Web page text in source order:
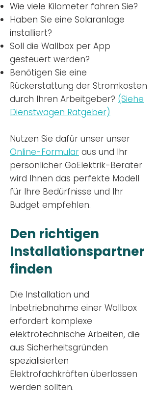
Wie viele Kilometer fahren Sie?
Haben Sie eine Solaranlage
installiert?
Soll die Wallbox per App
gesteuert werden?
Benötigen Sie eine
Rückerstattung der Stromkosten
durch Ihren Arbeitgeber? (Siehe
Dienstwagen Ratgeber)
Nutzen Sie dafür unser unser
Online-Formular aus und Ihr
persönlicher GoElektrik-Berater
wird Ihnen das perfekte Modell
für Ihre Bedürfnisse und Ihr
Budget empfehlen.
Den richtigen
Installationspartner
finden
Die Installation und
Inbetriebnahme einer Wallbox
erfordert komplexe
elektrotechnische Arbeiten, die
aus Sicherheitsgründen
spezialisierten
Elektrofachkräften überlassen
werden sollten.